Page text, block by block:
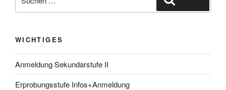
nach:
WICHTIGES
Anmeldung Sekundarstufe II
Erprobungsstufe Infos+Anmeldung